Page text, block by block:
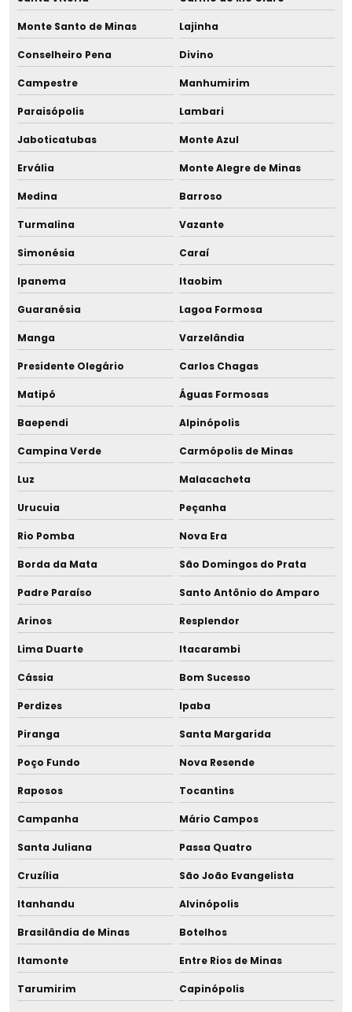
Projeto de saneamento ambiental
Projeto de sistema de tratamento de efluentes
industriais
Projeto de tratamento de efluentes
Projeto de tratamento de efluentes industriais
Projeto de tratamento de esgoto
Projetos de água potável
Projetos de saneamento básico sustentável
Renovação ambiental
Renovação licença de operação
Serviço de consultoria ambiental
Serviço de licenciamento ambiental
Transporte de carga perigosas
Monte Santo de Minas Lajinha
Conselheiro Pena Divino
Campestre Manhumirim
Paraisópolis Lambari
Jaboticatubas Monte Azul
Ervália Monte Alegre de Minas
Medina Barroso
Turmalina Vazante
Simonésia Caraí
Ipanema Itaobim
Guaranésia Lagoa Formosa
Manga Varzelândia
Presidente Olegário Carlos Chagas
Matipó Águas Formosas
Baependi Alpinópolis
Campina Verde Carmópolis de Minas
Luz Malacacheta
Urucuia Peçanha
Rio Pomba Nova Era
Borda da Mata São Domingos do Prata
Padre Paraíso Santo Antônio do Amparo
Arinos Resplendor
Lima Duarte Itacarambi
Cássia Bom Sucesso
Perdizes Ipaba
Piranga Santa Margarida
Poço Fundo Nova Resende
Raposos Tocantins
Campanha Mário Campos
Santa Juliana Passa Quatro
Cruzília São João Evangelista
Itanhandu Alvinópolis
Brasilândia de Minas Botelhos
Itamonte Entre Rios de Minas
Tarumirim Capinópolis